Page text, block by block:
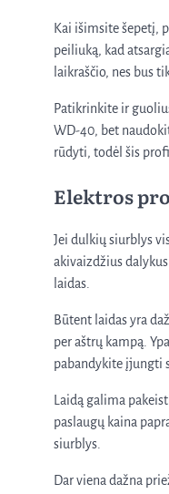
Kai išimsite šepetį,
peiliuką, kad
laikraščio, nes bus
Patikrinkite ir
WD-40, bet
rūdyti, todėl šis
Elektros
Jei dulkių siurblys
akivaizdžius
laidas.
Būtent laidas yra
per aštrų kampą.
pabandykite įjungti
Laidą galima
paslaugų kaina
siurblys.
Dar viena dažna